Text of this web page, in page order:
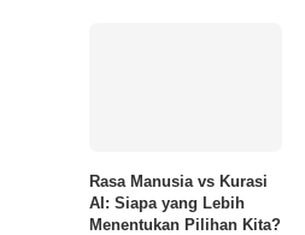
Rasa Manusia vs Kurasi
AI: Siapa yang Lebih
Menentukan Pilihan Kita?